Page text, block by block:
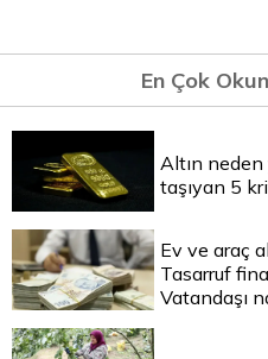
En Çok
Altın neden
taşıyan 5
Ev ve araç
Tasarruf
Vatandaşı